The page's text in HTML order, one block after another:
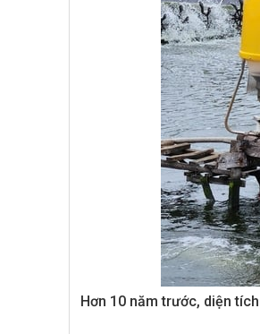
Hơn 10 năm trước, diện